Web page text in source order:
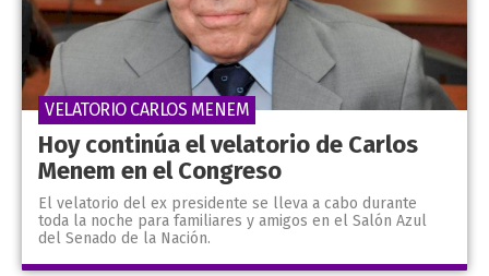
Hoy continúa el velatorio de Carlos
Menem en el Congreso
El velatorio del ex presidente se lleva a cabo durante
toda la noche para familiares y amigos en el Salón Azul
del Senado de la Nación.
VELATORIO CARLOS MENEM